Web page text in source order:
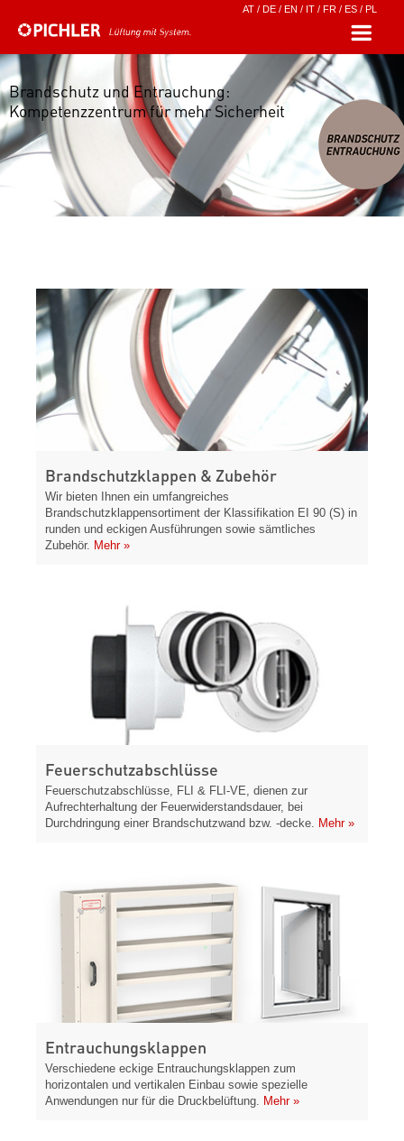
AT / DE / EN / IT / FR / ES / PL
Brandschutz und Entrauchung:
Kompetenzzentrum für mehr Sicherheit
Brandschutzklappen & Zubehör
Wir bieten Ihnen ein umfangreiches
Brandschutzklappensortiment der Klassifikation EI 90 (S) in
runden und eckigen Ausführungen sowie sämtliches
Zubehör. Mehr »
Feuerschutzabschlüsse
Feuerschutzabschlüsse, FLI & FLI-VE, dienen zur
Aufrechterhaltung der Feuerwiderstandsdauer, bei
Durchdringung einer Brandschutzwand bzw. -decke. Mehr »
Entrauchungsklappen
Verschiedene eckige Entrauchungsklappen zum
horizontalen und vertikalen Einbau sowie spezielle
Anwendungen nur für die Druckbelüftung. Mehr »